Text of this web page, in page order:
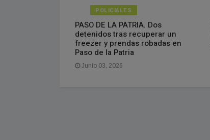
POLICIALES
PASO DE LA PATRIA. Dos
detenidos tras recuperar un
freezer y prendas robadas en
Paso de la Patria
Junio 03, 2026